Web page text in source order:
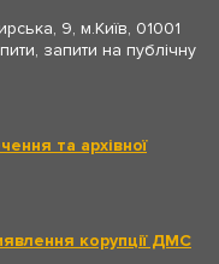
9, м.Київ, 01001
запити на публічну
та архівної
корупції ДМС